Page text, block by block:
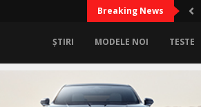
Breaking News
ȘTIRI MODELE NOI TESTE